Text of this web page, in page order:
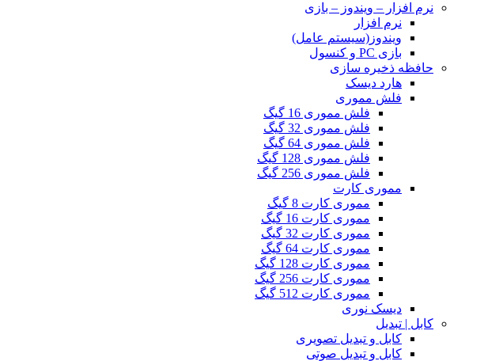
نرم افزار – ویندوز – بازی
نرم افزار
ویندوز(سیستم عامل)
بازی PC و کنسول
حافظه ذخیره سازی
هارد دیسک
فلش مموری
فلش مموری 16 گیگ
فلش مموری 32 گیگ
فلش مموری 64 گیگ
فلش مموری 128 گیگ
فلش مموری 256 گیگ
مموری کارت
مموری کارت 8 گیگ
مموری کارت 16 گیگ
مموری کارت 32 گیگ
مموری کارت 64 گیگ
مموری کارت 128 گیگ
مموری کارت 256 گیگ
مموری کارت 512 گیگ
دیسک نوری
کابل | تبدیل
کابل و تبدیل تصویری
کابل و تبدیل صوتی